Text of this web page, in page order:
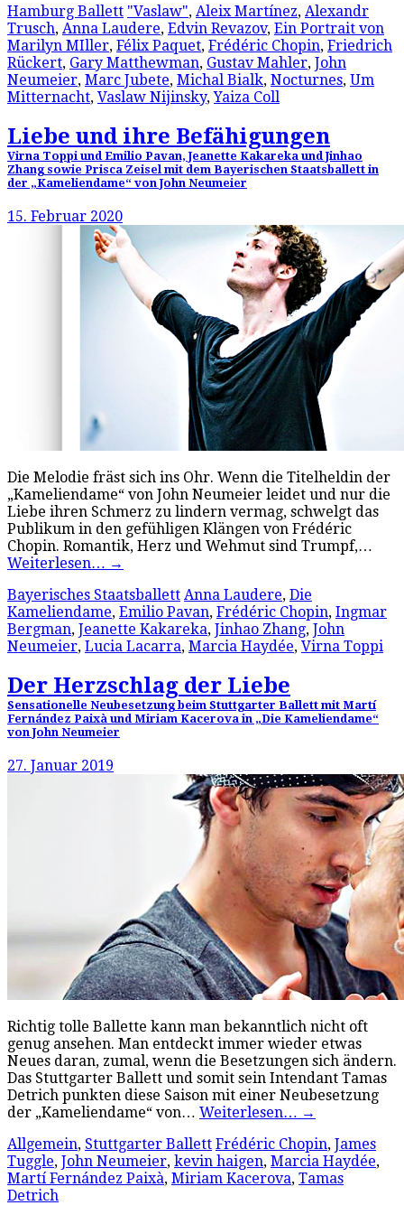
Hamburg Ballett "Vaslaw", Aleix Martínez, Alexandr
Trusch, Anna Laudere, Edvin Revazov, Ein Portrait von
Marilyn MIller, Félix Paquet, Frédéric Chopin, Friedrich
Rückert, Gary Matthewman, Gustav Mahler, John
Neumeier, Marc Jubete, Michal Bialk, Nocturnes, Um
Mitternacht, Vaslaw Nijinsky,Yaiza Coll
Liebe und ihre Befähigungen
Virna Toppi und Emilio Pavan, Jeanette Kakareka und Jinhao
Zhang sowie Prisca Zeisel mit dem Bayerischen Staatsballett in
der „Kameliendame“ von John Neumeier
15. Februar 2020
Die Melodie fräst sich ins Ohr. Wenn die Titelheldin der
„Kameliendame“ von John Neumeier leidet und nur die
Liebe ihren Schmerz zu lindern vermag, schwelgt das
Publikum in den gefühligen Klängen von Frédéric
Chopin. Romantik, Herz und Wehmut sind Trumpf,…
Weiterlesen… →
Bayerisches Staatsballett Anna Laudere, Die
Kameliendame, Emilio Pavan, Frédéric Chopin, Ingmar
Bergman, Jeanette Kakareka, Jinhao Zhang, John
Neumeier, Lucia Lacarra, Marcia Haydée, Virna Toppi
Der Herzschlag der Liebe
Sensationelle Neubesetzung beim Stuttgarter Ballett mit Martí
Fernández Paixà und Miriam Kacerova in „Die Kameliendame“
von John Neumeier
27. Januar 2019
Richtig tolle Ballette kann man bekanntlich nicht oft
genug ansehen. Man entdeckt immer wieder etwas
Neues daran, zumal, wenn die Besetzungen sich ändern.
Das Stuttgarter Ballett und somit sein Intendant Tamas
Detrich punkten diese Saison mit einer Neubesetzung
der „Kameliendame“ von… Weiterlesen… →
Allgemein, Stuttgarter Ballett Frédéric Chopin, James
Tuggle, John Neumeier, kevin haigen, Marcia Haydée,
Martí Fernández Paixà, Miriam Kacerova, Tamas
Detrich